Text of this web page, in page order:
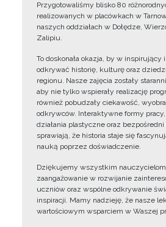
Przygotowaliśmy blisko 80
realizowanych w placówkach w
naszych oddziałach w Dołędze,
Zalipiu.
To doskonała okazja, by w inspirujący
odkrywać historię, kulturę oraz
regionu. Nasze zajęcia zostały
aby nie tylko wspierały realizację
również pobudzały ciekawość,
odkrywców. Interaktywne formy
działania plastyczne oraz
sprawiają, że historia staje się
nauką poprzez doświadczenie.
Dziękujemy wszystkim
zaangażowanie w rozwijanie
uczniów oraz wspólne odkrywanie
inspiracji. Mamy nadzieję, że nasze
wartościowym wsparciem w Waszej